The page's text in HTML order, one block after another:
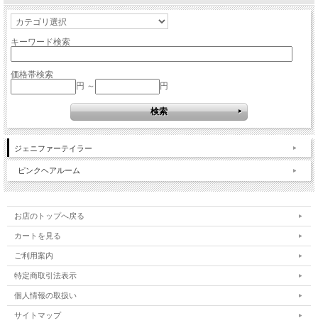
キーワード検索
価格帯検索
円 ～
円
ジェニファーテイラー
ピンクヘアルーム
お店のトップへ戻る
カートを見る
ご利用案内
特定商取引法表示
個人情報の取扱い
サイトマップ